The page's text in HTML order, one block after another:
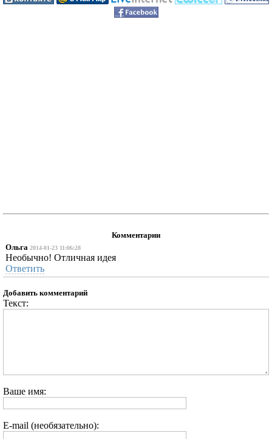
Комментарии
Ольга 2014-01-23 11:06:28
Необычно! Отличная идея
Ответить
Добавить комментарий
Текст:
Ваше имя:
E-mail (необязательно):